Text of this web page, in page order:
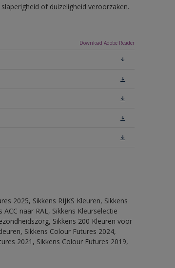
of duizeligheid veroorzaken.
Download Adobe Reader
2025, Sikkens RIJKS Kleuren, Sikkens
naar RAL, Sikkens Kleurselectie
Sikkens 200 Kleuren voor
Sikkens Colour Futures 2024,
2021, Sikkens Colour Futures 2019,